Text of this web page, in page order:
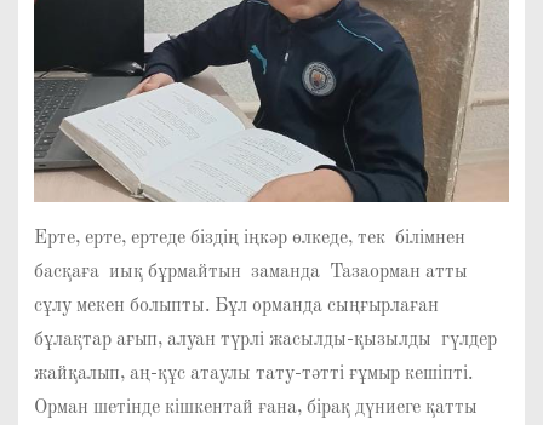
Ерте, ерте, ертеде біздің іңкәр өлкеде, тек білімнен
басқаға иық бұрмайтын заманда Тазаорман атты
сұлу мекен болыпты. Бұл орманда сыңғырлаған
бұлақтар ағып, алуан түрлі жасылды-қызылды гүлдер
жайқалып, аң-құс атаулы тату-тәтті ғұмыр кешіпті.
Орман шетінде кішкентай ғана, бірақ дүниеге қатты